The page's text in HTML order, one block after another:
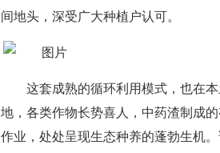
间地头，深受广大种植户认可。
这套成熟的循环利用模式，也在
地，各类作物长势喜人，中药渣制成
作业，处处呈现生态种养的蓬勃生机